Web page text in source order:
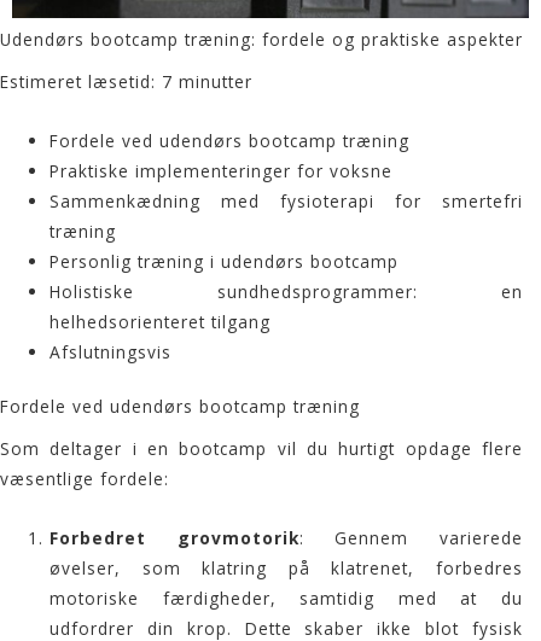
Udendørs bootcamp træning: fordele og praktiske aspekter
Estimeret læsetid: 7 minutter
Fordele ved udendørs bootcamp træning
Praktiske implementeringer for voksne
Sammenkædning med fysioterapi for smertefri
træning
Personlig træning i udendørs bootcamp
Holistiske sundhedsprogrammer: en
helhedsorienteret tilgang
Afslutningsvis
Fordele ved udendørs bootcamp træning
Som deltager i enbootcamp vil du hurtigt opdage flere
væsentlige fordele:
Forbedret grovmotorik: Gennem varierede
øvelser, som klatring på klatrenet, forbedres
motoriske færdigheder, samtidig med at du
udfordrer din krop. Dette skaber ikke blot fysisk